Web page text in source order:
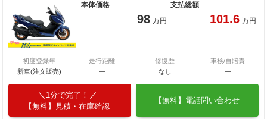
本体価格
98 万円
支払総額
101.6 万円
初度登録年
新車(注文販売)
走行距離
―
修復歴
なし
車検/自賠責
―
1分で完了！
【無料】見積・在庫確認
【無料】電話問い合わせ